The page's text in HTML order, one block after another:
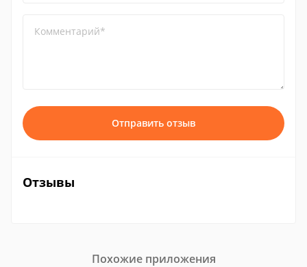
Комментарий*
Отправить отзыв
Отзывы
Похожие приложения